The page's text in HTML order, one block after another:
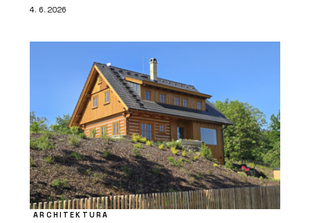
4. 6. 2026
ARCHITEKTURA